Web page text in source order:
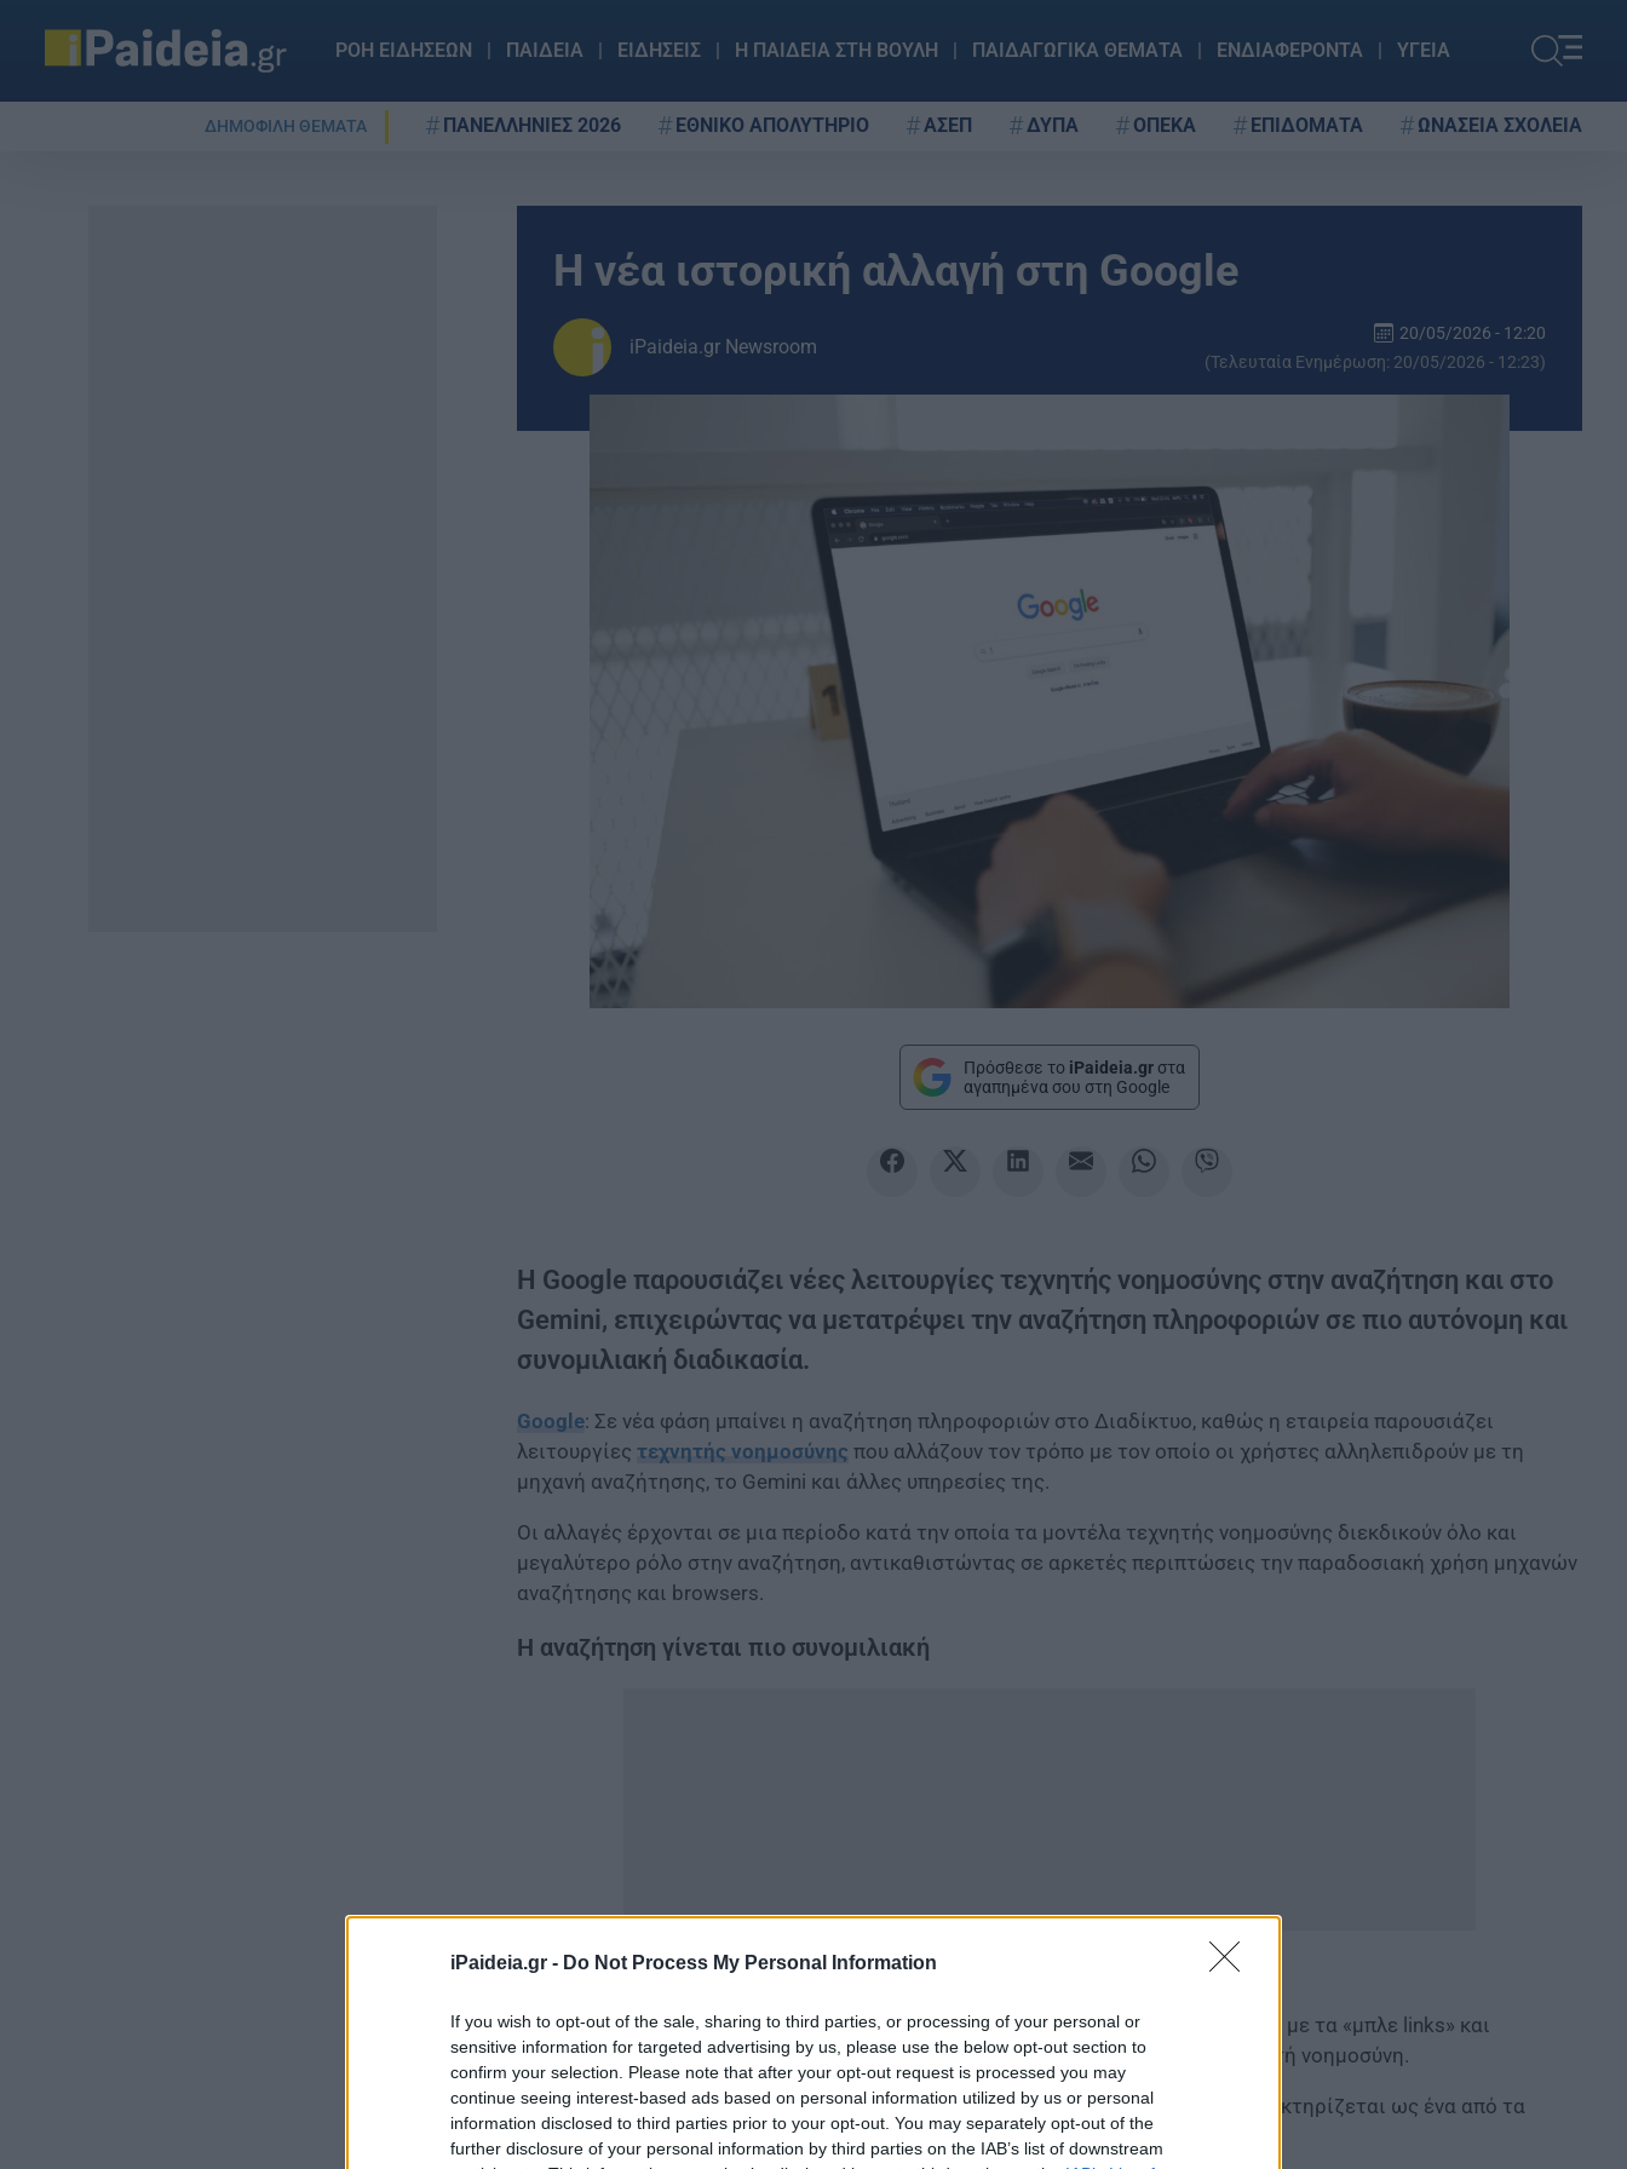
iPaideia.gr - Do Not Process My Personal Information
If you wish to opt-out of the sale, sharing to third parties, or processing of your personal or
sensitive information for targeted advertising by us, please use the below opt-out section to
confirm your selection. Please note that after your opt-out request is processed you may
continue seeing interest-based ads based on personal information utilized by us or personal
information disclosed to third parties prior to your opt-out. You may separately opt-out of the
further disclosure of your personal information by third parties on the IAB’s list of downstream
ΡΟΗ ΕΙΔΗΣΕΩΝ ΠΑΙΔΕΙΑ ΕΙΔΗΣΕΙΣ Η ΠΑΙΔΕΙΑ ΣΤΗ ΒΟΥΛΗ ΠΑΙΔΑΓΩΓΙΚΑ ΘΕΜΑΤΑ ΕΝΔΙΑΦΕΡΟΝΤΑ ΥΓΕΙΑ
ΔΗΜΟΦΙΛΗ ΘΕΜΑΤΑ ΠΑΝΕΛΛΗΝΙΕΣ 2026 ΕΘΝΙΚΟ ΑΠΟΛΥΤΗΡΙΟ ΑΣΕΠ ΔΥΠΑ ΟΠΕΚΑ ΕΠΙΔΟΜΑΤΑ ΩΝΑΣΕΙΑ ΣΧΟΛΕΙΑ
Η νέα ιστορική αλλαγή στη Google
iPaideia.gr Newsroom
20/05/2026 - 12:20
(Τελευταία Ενημέρωση: 20/05/2026 - 12:23)
Πρόσθεσε το iPaideia.gr στα
αγαπημένα σου στη Google
Η Google παρουσιάζει νέες λειτουργίες τεχνητής νοημοσύνης στην αναζήτηση και στο
Gemini, επιχειρώντας να μετατρέψει την αναζήτηση πληροφοριών σε πιο αυτόνομη και
συνομιλιακή διαδικασία.
Google: Σε νέα φάση μπαίνει η αναζήτηση πληροφοριών στο Διαδίκτυο, καθώς η εταιρεία παρουσιάζει
λειτουργίες τεχνητής νοημοσύνης που αλλάζουν τον τρόπο με τον οποίο οι χρήστες αλληλεπιδρούν με τη
μηχανή αναζήτησης, το Gemini και άλλες υπηρεσίες της.
Οι αλλαγές έρχονται σε μια περίοδο κατά την οποία τα μοντέλα τεχνητής νοημοσύνης διεκδικούν όλο και
μεγαλύτερο ρόλο στην αναζήτηση, αντικαθιστώντας σε αρκετές περιπτώσεις την παραδοσιακή χρήση μηχανών
αναζήτησης και browsers.
Η αναζήτηση γίνεται πιο συνομιλιακή
Η Google απομακρύνεται σταδιακά από το κλασικό μοντέλο των αποτελεσμάτων με τα «μπλε links» και
προχωρά σε μια νέα μορφή αναζήτησης που βασίζεται περισσότερο στην τεχνητή νοημοσύνη.
Η νέα έκδοση της αναζήτησης στηρίζεται στο μοντέλο Gemini 3.5 Flash και χαρακτηρίζεται ως ένα από τα
μεγαλύτερα βήματα της εταιρείας προς την AI αναζήτηση.